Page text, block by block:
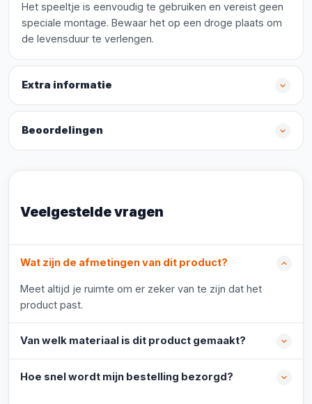
Het speeltje is eenvoudig te gebruiken en vereist geen
speciale montage. Bewaar het op een droge plaats om
de levensduur te verlengen.
Extra informatie
Beoordelingen
Veelgestelde vragen
Wat zijn de afmetingen van dit product?
Meet altijd je ruimte om er zeker van te zijn dat het
product past.
Van welk materiaal is dit product gemaakt?
Hoe snel wordt mijn bestelling bezorgd?